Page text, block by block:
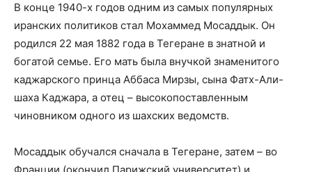
В конце 1940-х годов одним из самых популярных
иранских политиков стал Мохаммед Мосаддык. Он
родился 22 мая 1882 года в Тегеране в знатной и
богатой семье. Его мать была внучкой знаменитого
каджарского принца Аббаса Мирзы, сына Фатх-Али-
шаха Каджара, а отец – высокопоставленным
чиновником одного из шахских ведомств.
Мосаддык обучался сначала в Тегеране, затем – во